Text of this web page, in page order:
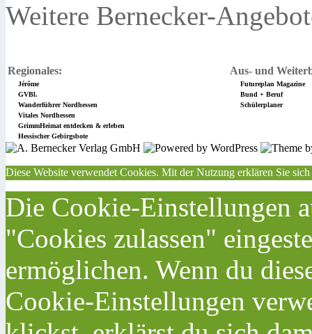
Weitere Bernecker-
Regionales: Aus- und
Jérôme
Futureplan Magazine
GVBl.
Bund + Beruf
Wanderführer Nordhessen
Schülerplaner
Vitales Nordhessen
GrimmHeimat entdecken & erleben
Hessischer Gebirgsbote
Diese Website verwendet Cookies. Mit der Nutzung erklären Sie
Die Cookie-Einstellungen
"Cookies zulassen"
ermöglichen. Wenn du
Cookie-Einstellungen